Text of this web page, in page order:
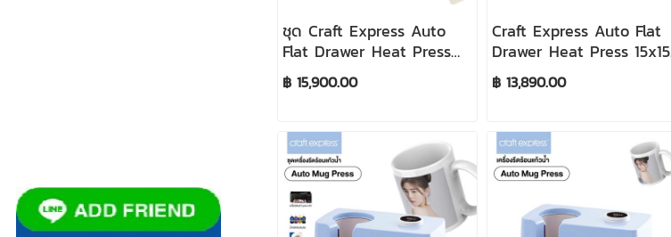
ชุด Craft Express Auto
Flat Drawer Heat Press
15x15 นิ้ว เครื่องรีดร้อนออโต้
หน้ากว้าง 38x38 cm
฿ 15,900.00
Craft Express Auto Flat
Drawer Heat Press 15x15
นิ้ว เครื่องรีดร้อนออโต้หน้า
กว้าง 38x38 cm
฿ 13,890.00